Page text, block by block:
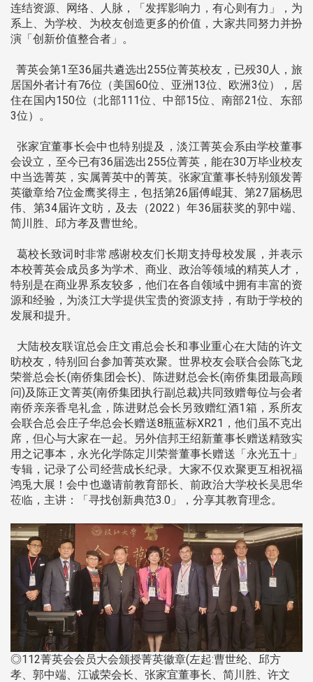
连结资源、网络、人脉，「发挥影响力，有心则有力」，为
系上、为学校、为校友创造更多的价值，大家共同努力并扮
演「创新价值整合者」。
菁英会第1至36届共遴选出255位菁英校友，已殁30人，旅
居国外者计有76位（美国60位、亚洲13位、欧洲3位），居
住在国内150位（北部111位、中部15位、南部21位、东部
3位）。
张家宜董事长会中也特别提及，淡江菁英会系由学校董事
会设立，至今已有36届选出255位菁英，能在30万毕业校友
中当选菁英，实属菁英中的菁英。张家宜董事长特别颁发菁
英徽章给7位金鹰奖得主，包括第26届傅崐萁、第27届杨思
伟、第34届许文昉，及去（2022）年36届获奖的郭中端、
简川胜、邱方孝及曹世纶。
葛校长致词时非常感谢校友们长期支持母校发展，并表示
本校菁英会成员多为学术、商业、政治等领域的精英人才，
特别是在商业界系友较多，他们在各自领域中拥有丰富的资
源和经验，为淡江大学提供宝贵的资源支持，有助于学校的
发展和提升。
大陆校友联谊总会庄文甫总会长和事业重心在大陆的许文
昉校友，特别回台参加菁英欢聚。世界校友会联合会陈飞龙
荣誉总会长(南侨集团会长)、陈进财总会长(南侨集团最高顾
问)及陈正文菁英(南侨集团执行副总裁)共同致赠每位与会者
南侨亲亲香皂礼盒，陈进财总会长另致赠红酒1箱，系所友
会联合总会庄子华总会长赠送8瓶蓝标XR21，他们虽不克出
席，但心与大家在一起。另外信邦王绍新董事长赠送精致实
用之记事本，永光化学陈定川荣誉董事长赠送「永光五十」
专辑，记录了公司经营成长纪录。大家不仅欢聚更互相祝福
鸿兎大展！会中也邀请前教育部长、前政治大学校长吴思华
莅临，主讲：「寻找创新典范3.0」，分享其教育理念。
◎112菁英会会员大会颁授菁英徽章(左起:曹世纶、邱方
孝、郭中端、江诚荣会长、张家宜董事长、简川胜、许文